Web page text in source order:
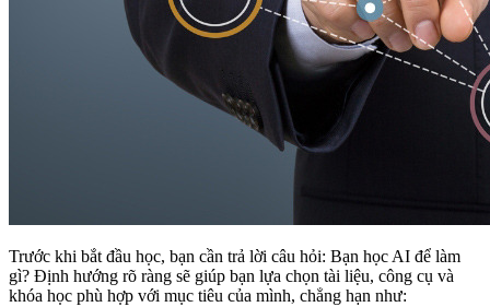
Trước khi bắt đầu học, bạn cần trả lời câu hỏi: Bạn học AI để làm
gì? Định hướng rõ ràng sẽ giúp bạn lựa chọn tài liệu, công cụ và
khóa học phù hợp với mục tiêu của mình, chẳng hạn như: